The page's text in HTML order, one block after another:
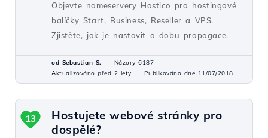
Objevte nameservery Hostico pro hostingové
balíčky Start, Business, Reseller a VPS.
Zjistěte, jak je nastavit a dobu propagace.
od Sebastian S.
Názory 6187
Aktualizováno před 2 lety
Publikováno dne 11/07/2018
Hostujete webové stránky pro
dospělé?
13